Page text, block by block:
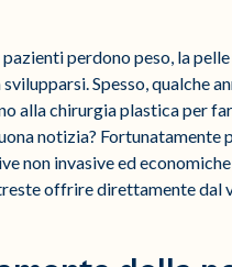
perdono peso, la pelle
Spesso, qualche
alla chirurgia plastica per
notizia? Fortunatamente
non invasive ed
offrire direttamente dal